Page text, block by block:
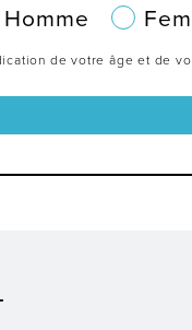
Homme
de votre âge et de